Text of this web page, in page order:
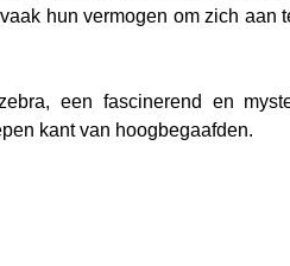
hun vermogen om zich aan
een fascinerend en
kant van hoogbegaafden.